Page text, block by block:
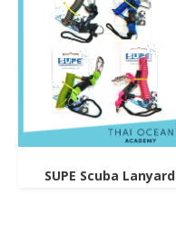
SUPE Scuba Lanyard